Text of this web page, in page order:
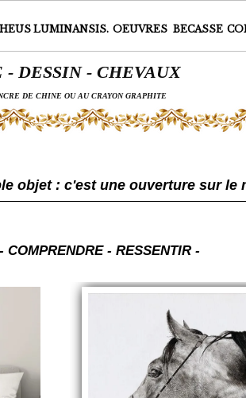
LUMINANSIS. OEUVRES BECASSE
- DESSIN - CHEVAUX
DE CHINE OU AU CRAYON GRAPHITE
objet : c'est une ouverture sur le
COMPRENDRE - RESSENTIR -